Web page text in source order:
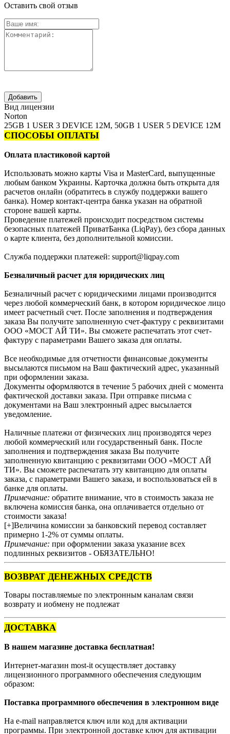
Оставить свой отзыв
Вид лицензии
Norton
25GB 1 USER 3 DEVICE 12M, 50GB 1 USER 5 DEVICE 12M
СПОСОБЫ ОПЛАТЫ
Оплата пластиковой картой
Использовать можно карты Visa и MasterCard, выпущенные
любым банком Украины. Карточка должна быть открыта для
расчетов онлайн (обратитесь в службу поддержки вашего
банка). Номер контакт-центра банка указан на обратной
стороне вашей карты.
Проведение платежей происходит посредством системы
безопасных платежей ПриватБанка (LiqPay), без сбора данных
о карте клиента, без дополнительной комиссии.
Служба поддержки платежей: support@liqpay.com
Безналичный расчет для юридических лиц
Безналичный расчет с юридическими лицами производится
через любой коммерческий банк, в котором юридическое лицо
имеет расчетный счет. После заполнения и подтверждения
заказа Вы получите заполненную счет-фактуру с реквизитами
ООО «МОСТ АЙ ТИ». Вы сможете распечатать этот счет-
фактуру с параметрами Вашего заказа для оплаты.
Все необходимые для отчетности финансовые документы
высылаются письмом на Ваш фактический адрес, указанный
при оформлении заказа.
Документы оформляются в течение 5 рабочих дней с момента
фактической доставки заказа. При отправке письма с
документами на Ваш электронный адрес высылается
уведомление.
Наличные платежи от физических лиц производятся через
любой коммерческий или государственный банк. После
заполнения и подтверждения заказа Вы получите
заполненную квитанцию с реквизитами ООО «МОСТ АЙ
ТИ». Вы сможете распечатать эту квитанцию для оплаты
заказа, с параметрами Вашего заказа, и воспользоваться ей в
банке для оплаты.
Примечание: обратите внимание, что в стоимость заказа не
включена комиссия банка, она оплачивается отдельно от
стоимости заказа!
[+]Величина комиссии за банковский перевод составляет
примерно 1-2% от суммы оплаты.
Примечание: при оформлении заказа указание всех
подлинных реквизитов - ОБЯЗАТЕЛЬНО!
ВОЗВРАТ ДЕНЕЖНЫХ СРЕДСТВ
Товары поставляемые по электронным каналам связи
возврату и иобмену не подлежат
ДОСТАВКА
В нашем магазине доставка бесплатная!
Интернет-магазин most-it осуществляет доставку
лицензионного программного обеспечения следующим
образом:
Поставка программного обеспечения в электронном виде
На e-mail направляется ключ или код для активации
программы. При электронной доставке ключ для активации